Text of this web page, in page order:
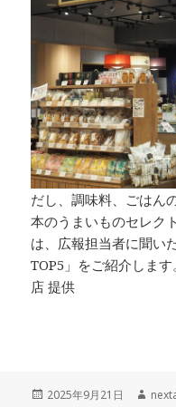
だし、調味料、ごはん
本のうまいものセレク
は、広報担当者に聞い
TOP5」をご紹介しま
店 提供
投
2025年9月21日
作